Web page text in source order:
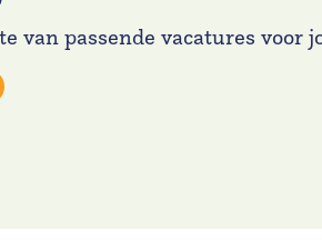
van passende vacatures voor